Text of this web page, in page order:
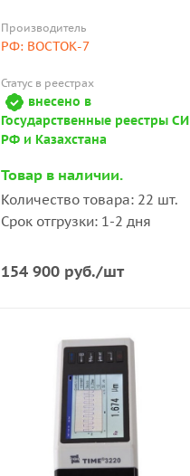
Производитель
РФ: ВОСТОК-7
Статус в реестрах
внесено в
Государственные реестры СИ
РФ и Казахстана
Товар в наличии.
Количество товара: 22 шт.
Срок отгрузки: 1-2 дня
154 900 руб./шт